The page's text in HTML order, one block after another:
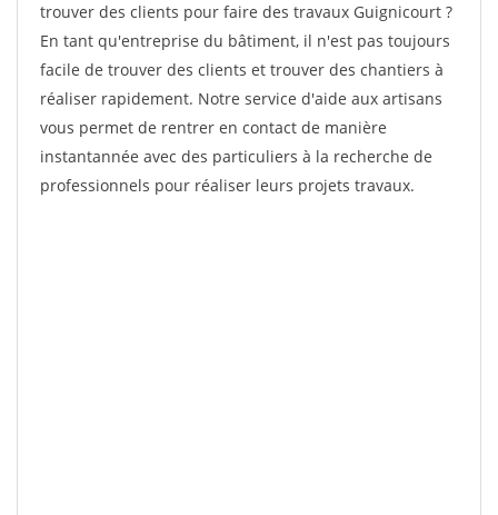
trouver des clients pour faire des travaux Guignicourt ?
En tant qu'entreprise du bâtiment, il n'est pas toujours
facile de trouver des clients et trouver des chantiers à
réaliser rapidement. Notre service d'aide aux artisans
vous permet de rentrer en contact de manière
instantannée avec des particuliers à la recherche de
professionnels pour réaliser leurs projets travaux.